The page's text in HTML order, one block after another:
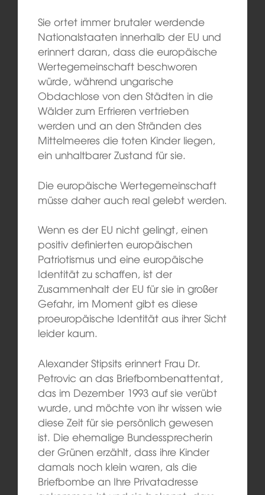
Sie ortet immer brutaler werdende
Nationalstaaten innerhalb der EU und
erinnert daran, dass die europäische
Wertegemeinschaft beschworen
würde, während ungarische
Obdachlose von den Städten in die
Wälder zum Erfrieren vertrieben
werden und an den Stränden des
Mittelmeeres die toten Kinder liegen,
ein unhaltbarer Zustand für sie.
Die europäische Wertegemeinschaft
müsse daher auch real gelebt werden.
Wenn es der EU nicht gelingt, einen
positiv definierten europäischen
Patriotismus und eine europäische
Identität zu schaffen, ist der
Zusammenhalt der EU für sie in großer
Gefahr, im Moment gibt es diese
proeuropäische Identität aus ihrer Sicht
leider kaum.
Alexander Stipsits erinnert Frau Dr.
Petrovic an das Briefbombenattentat,
das im Dezember 1993 auf sie verübt
wurde, und möchte von ihr wissen wie
diese Zeit für sie persönlich gewesen
ist. Die ehemalige Bundessprecherin
der Grünen erzählt, dass ihre Kinder
damals noch klein waren, als die
Briefbombe an Ihre Privatadresse